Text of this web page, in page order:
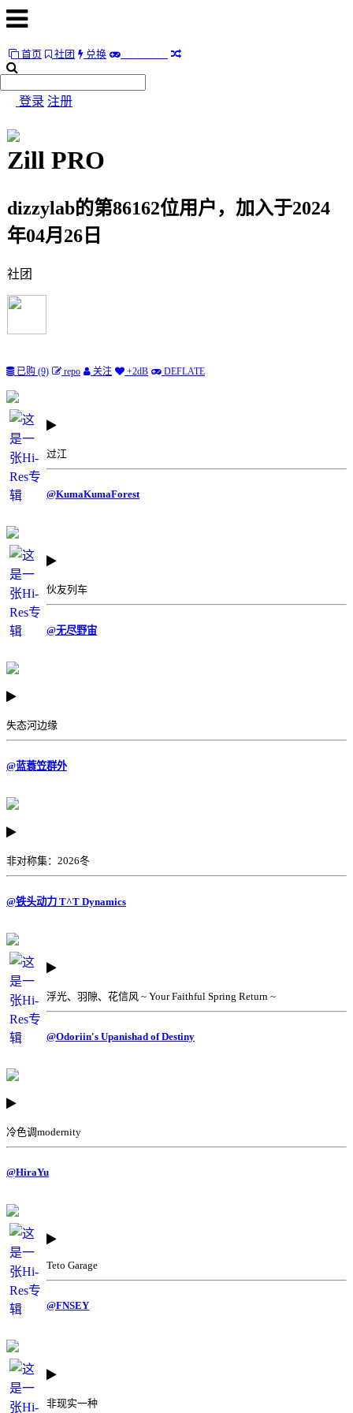
首页 社团 兑换
登录 注册
首
社
DEFLATE
便
听
Zill PRO
dizzylab的第86162位用户，加入于2024
年04月26日
社团
已购 (9) repo 关注 +2dB DEFLATE
过江
@KumaKumaForest
伙友列车
@无尽野宙
失态河边缘
@蓝蓑笠群外
非对称集：2026冬
@铁头动力 T^T Dynamics
浮光、羽隙、花信风 ~ Your Faithful Spring Return ~
@Odoriin's Upanishad of Destiny
冷色调modernity
@HiraYu
Teto Garage
@FNSEY
非现实一种